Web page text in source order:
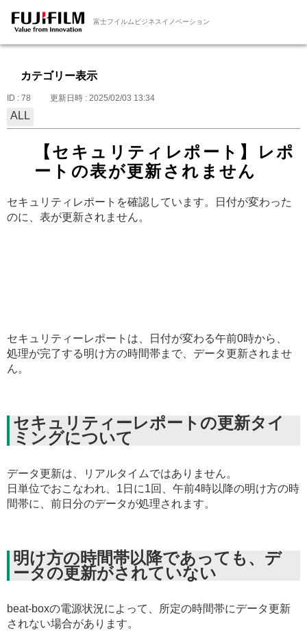
富士フイルムビジネスイノベーション
カテゴリー表示
ID : 78 更新日時 : 2025/02/03 13:34
ALL
【セキュリティレポート】レポ
ートの表が更新されません
セキュリティレポートを確認しています。日付が変わった
のに、表が更新されません。
セキュリティーレポートは、日付が変わる午前0時から、
処理が完了する明け方の時間帯まで、データ更新されませ
ん。
セキュリティーレポートの更新タイ
ミングについて
データ更新は、リアルタイムではありません。
日単位でおこなわれ、1日に1回、午前4時以降の明け方の時
間帯に、前日分のデータが処理されます。
明け方の時間帯以降であっても、デ
ータの更新がされていない
beat-boxの電源状況によって、所定の時間帯にデータ更新
されない場合があります。